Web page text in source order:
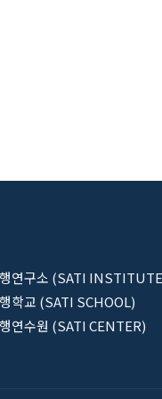
연구소 (SATI
학교 (SATI SCHOOL)
연수원 (SATI CENTER)